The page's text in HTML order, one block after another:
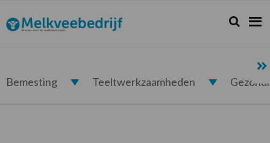
de
hoofdnavigatie
de
hoofd
de
eerste
de
voettekst
Melkveebedrijf.nl Zoeken...
Zoek
Bemesting Teeltwerkzaamheden